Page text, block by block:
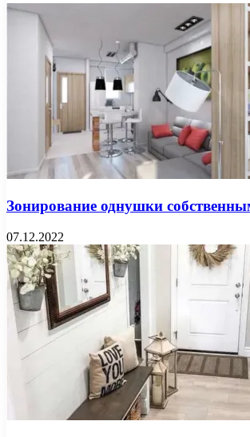
Зонирование однушки
07.12.2022